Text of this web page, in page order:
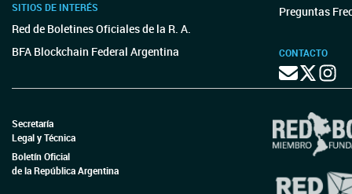
SITIOS DE INTERÉS
Red de Boletines Oficiales de la R. A.
BFA Blockchain Federal Argentina
Preguntas
CONTACTO
Secretaría
Legal y Técnica
Boletín Oficial
de la República Argentina